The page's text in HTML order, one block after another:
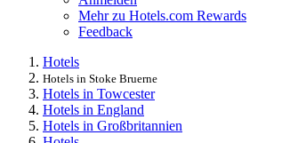
Mehr zu Hotels.com Rewards
Feedback
Hotels
Hotels in Stoke Bruerne
Hotels in Towcester
Hotels in England
Hotels in Großbritannien